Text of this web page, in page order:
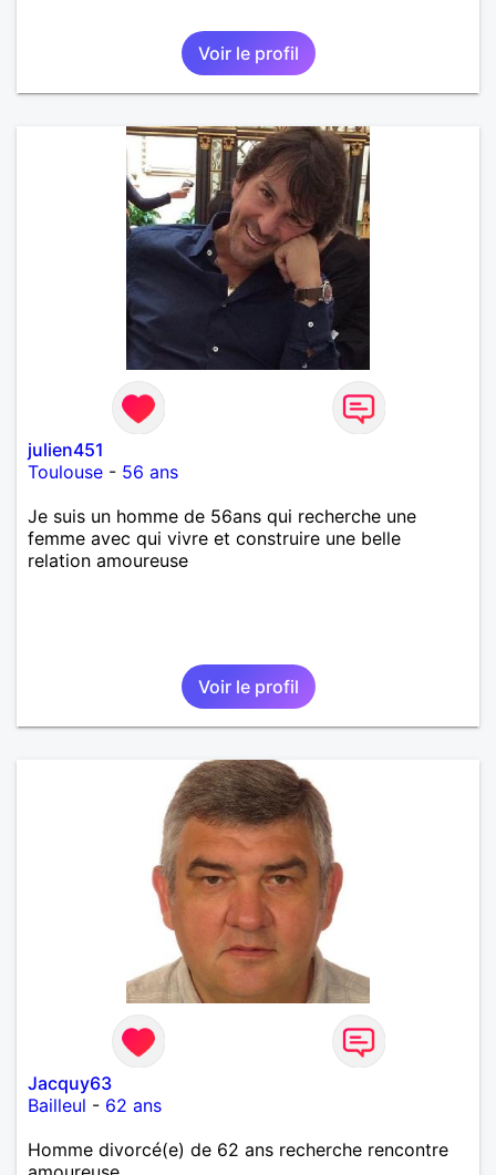
Voir le profil
julien451
Toulouse - 56 ans
Je suis un homme de 56ans qui recherche une
femme avec qui vivre et construire une belle
relation amoureuse
Voir le profil
Jacquy63
Bailleul - 62 ans
Homme divorcé(e) de 62 ans recherche rencontre